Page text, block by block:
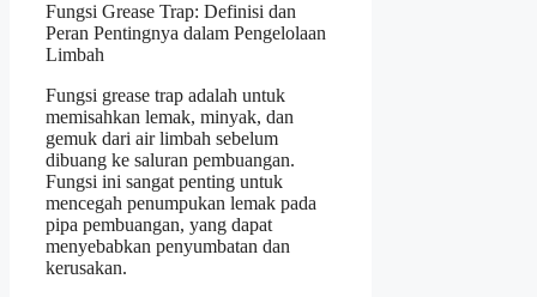
Fungsi Grease Trap: Definisi dan
Peran Pentingnya dalam Pengelolaan
Limbah
Fungsi grease trap adalah untuk
memisahkan lemak, minyak, dan
gemuk dari air limbah sebelum
dibuang ke saluran pembuangan.
Fungsi ini sangat penting untuk
mencegah penumpukan lemak pada
pipa pembuangan, yang dapat
menyebabkan penyumbatan dan
kerusakan.